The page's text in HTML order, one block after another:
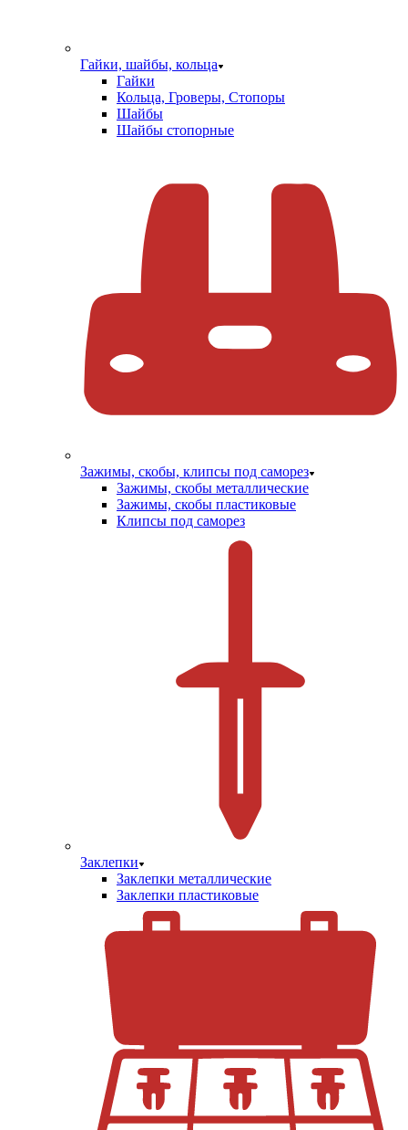
Гайки, шайбы, кольца
Гайки
Кольца, Гроверы, Стопоры
Шайбы
Шайбы стопорные
Зажимы, скобы, клипсы под саморез
Зажимы, скобы металлические
Зажимы, скобы пластиковые
Клипсы под саморез
Заклепки
Заклепки металлические
Заклепки пластиковые